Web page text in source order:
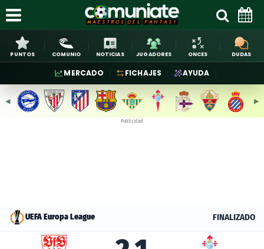
PUNTOS COMUNIO NOTICIAS JUGADORES ONCES DUDAS
MERCADO FICHAJES AYUDA
◀︎ ▶︎
Publicidad
UEFA Europa League FINALIZADO